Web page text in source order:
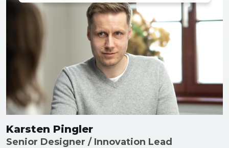
Karsten Pingler
Senior Designer / Innovation Lead